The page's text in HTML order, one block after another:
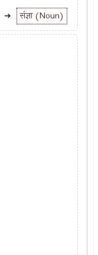
➜ संज्ञा (Noun)